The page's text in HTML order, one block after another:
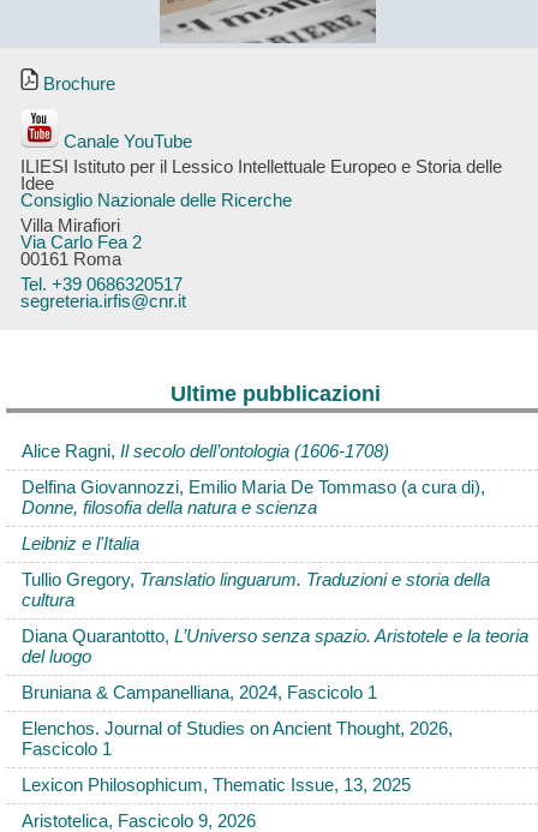
Brochure
Canale YouTube
ILIESI Istituto per il Lessico Intellettuale Europeo e Storia delle
Idee
Consiglio Nazionale delle Ricerche
Villa Mirafiori
Via Carlo Fea 2
00161 Roma
Tel. +39 0686320517
segreteria.irfis@cnr.it
Ultime pubblicazioni
Alice Ragni, Il secolo dell’ontologia (1606-1708)
Delfina Giovannozzi, Emilio Maria De Tommaso (a cura di),
Donne, filosofia della natura e scienza
Leibniz e l'Italia
Tullio Gregory, Translatio linguarum. Traduzioni e storia della
cultura
Diana Quarantotto, L’Universo senza spazio. Aristotele e la teoria
del luogo
Bruniana & Campanelliana, 2024, Fascicolo 1
Elenchos. Journal of Studies on Ancient Thought, 2026,
Fascicolo 1
Lexicon Philosophicum, Thematic Issue, 13, 2025
Aristotelica, Fascicolo 9, 2026